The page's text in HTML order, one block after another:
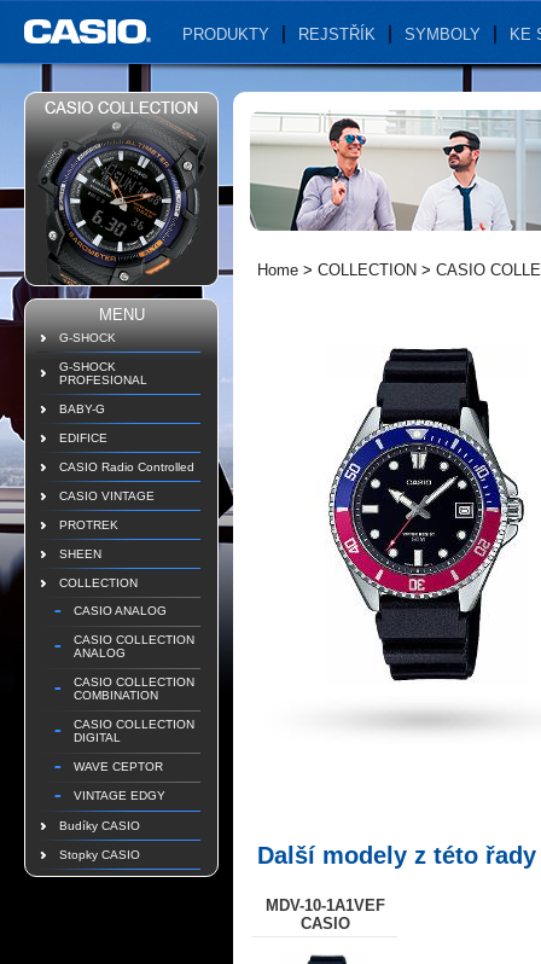
PRODUKTY REJSTŘÍK SYMBOLY KE
MENU
G-SHOCK
G-SHOCK
PROFESIONAL
BABY-G
EDIFICE
CASIO Radio Controlled
CASIO VINTAGE
PROTREK
SHEEN
COLLECTION
CASIO ANALOG
CASIO COLLECTION
ANALOG
CASIO COLLECTION
COMBINATION
CASIO COLLECTION
DIGITAL
WAVE CEPTOR
VINTAGE EDGY
Budíky CASIO
Stopky CASIO
Home > COLLECTION > CASIO
Další modely z této řady
MDV-10-1A1VEF
CASIO